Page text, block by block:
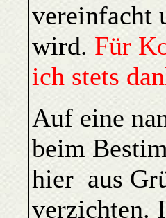
vereinfacht
wird. Für
ich stets
Auf eine
beim
hier aus
verzichten.